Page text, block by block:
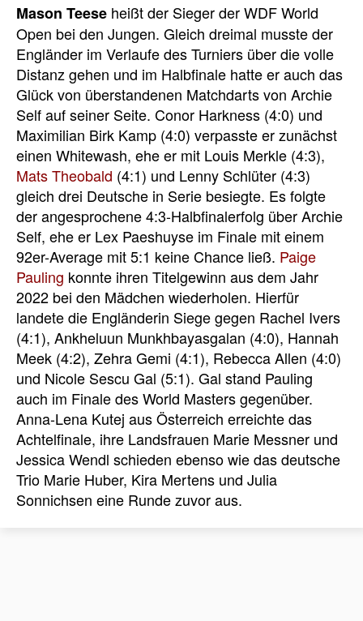
Mason Teese heißt der Sieger der WDF World
Open bei den Jungen. Gleich dreimal musste der
Engländer im Verlaufe des Turniers über die volle
Distanz gehen und im Halbfinale hatte er auch das
Glück von überstandenen Matchdarts von Archie
Self auf seiner Seite. Conor Harkness (4:0) und
Maximilian Birk Kamp (4:0) verpasste er zunächst
einen Whitewash, ehe er mit Louis Merkle (4:3),
Mats Theobald (4:1) und Lenny Schlüter (4:3)
gleich drei Deutsche in Serie besiegte. Es folgte
der angesprochene 4:3-Halbfinalerfolg über Archie
Self, ehe er Lex Paeshuyse im Finale mit einem
92er-Average mit 5:1 keine Chance ließ. Paige
Pauling konnte ihren Titelgewinn aus dem Jahr
2022 bei den Mädchen wiederholen. Hierfür
landete die Engländerin Siege gegen Rachel Ivers
(4:1), Ankheluun Munkhbayasgalan (4:0), Hannah
Meek (4:2), Zehra Gemi (4:1), Rebecca Allen (4:0)
und Nicole Sescu Gal (5:1). Gal stand Pauling
auch im Finale des World Masters gegenüber.
Anna-Lena Kutej aus Österreich erreichte das
Achtelfinale, ihre Landsfrauen Marie Messner und
Jessica Wendl schieden ebenso wie das deutsche
Trio Marie Huber, Kira Mertens und Julia
Sonnichsen eine Runde zuvor aus.